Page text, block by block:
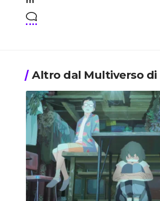
Altro dal Multiverso di